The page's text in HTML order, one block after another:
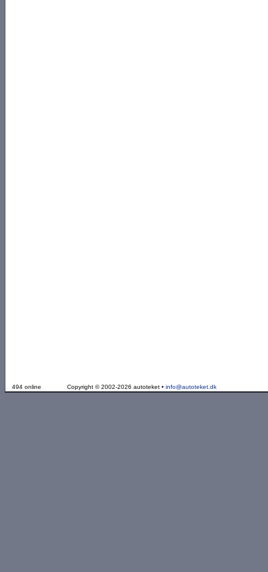
494 online Copyright © 2002-2026 autoteket • info@autoteket.dk